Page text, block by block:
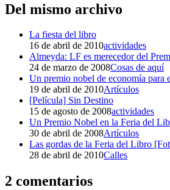
Del mismo archivo
La fiesta del libro
16 de abril de 2010actividades
Almeyda: LF es merecedor del
24 de marzo de 2008Cosas de aquí
Un premio nobel de economía para
19 de abril de 2010Artículos
[Película] Sin Destino
15 de agosto de 2008actividades
Un Premio Nobel en la Feria del
30 de abril de 2008Artículos
Las gordas de la Feria del Libro
28 de abril de 2010Calles
2 comentarios